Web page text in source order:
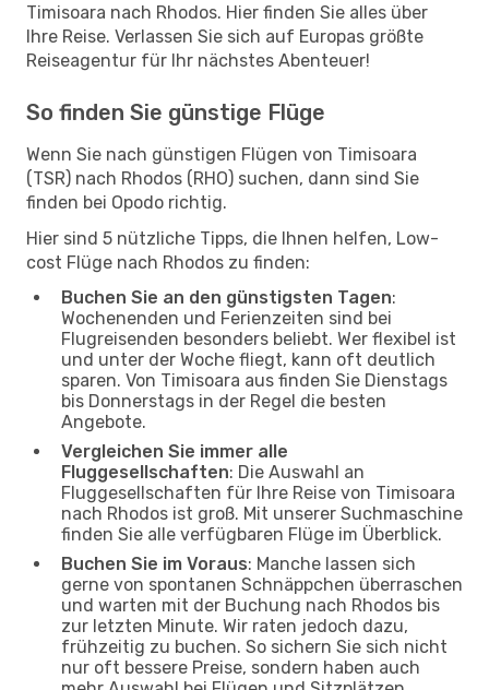
Timisoara nach Rhodos. Hier finden Sie alles über
Ihre Reise. Verlassen Sie sich auf Europas größte
Reiseagentur für Ihr nächstes Abenteuer!
So finden Sie günstige Flüge
Wenn Sie nach günstigen Flügen von Timisoara
(TSR) nach Rhodos (RHO) suchen, dann sind Sie
finden bei Opodo richtig.
Hier sind 5 nützliche Tipps, die Ihnen helfen, Low-
cost Flüge nach Rhodos zu finden:
Buchen Sie an den günstigsten Tagen:
Wochenenden und Ferienzeiten sind bei
Flugreisenden besonders beliebt. Wer flexibel ist
und unter der Woche fliegt, kann oft deutlich
sparen. Von Timisoara aus finden Sie Dienstags
bis Donnerstags in der Regel die besten
Angebote.
Vergleichen Sie immer alle
Fluggesellschaften: Die Auswahl an
Fluggesellschaften für Ihre Reise von Timisoara
nach Rhodos ist groß. Mit unserer Suchmaschine
finden Sie alle verfügbaren Flüge im Überblick.
Buchen Sie im Voraus: Manche lassen sich
gerne von spontanen Schnäppchen überraschen
und warten mit der Buchung nach Rhodos bis
zur letzten Minute. Wir raten jedoch dazu,
frühzeitig zu buchen. So sichern Sie sich nicht
nur oft bessere Preise, sondern haben auch